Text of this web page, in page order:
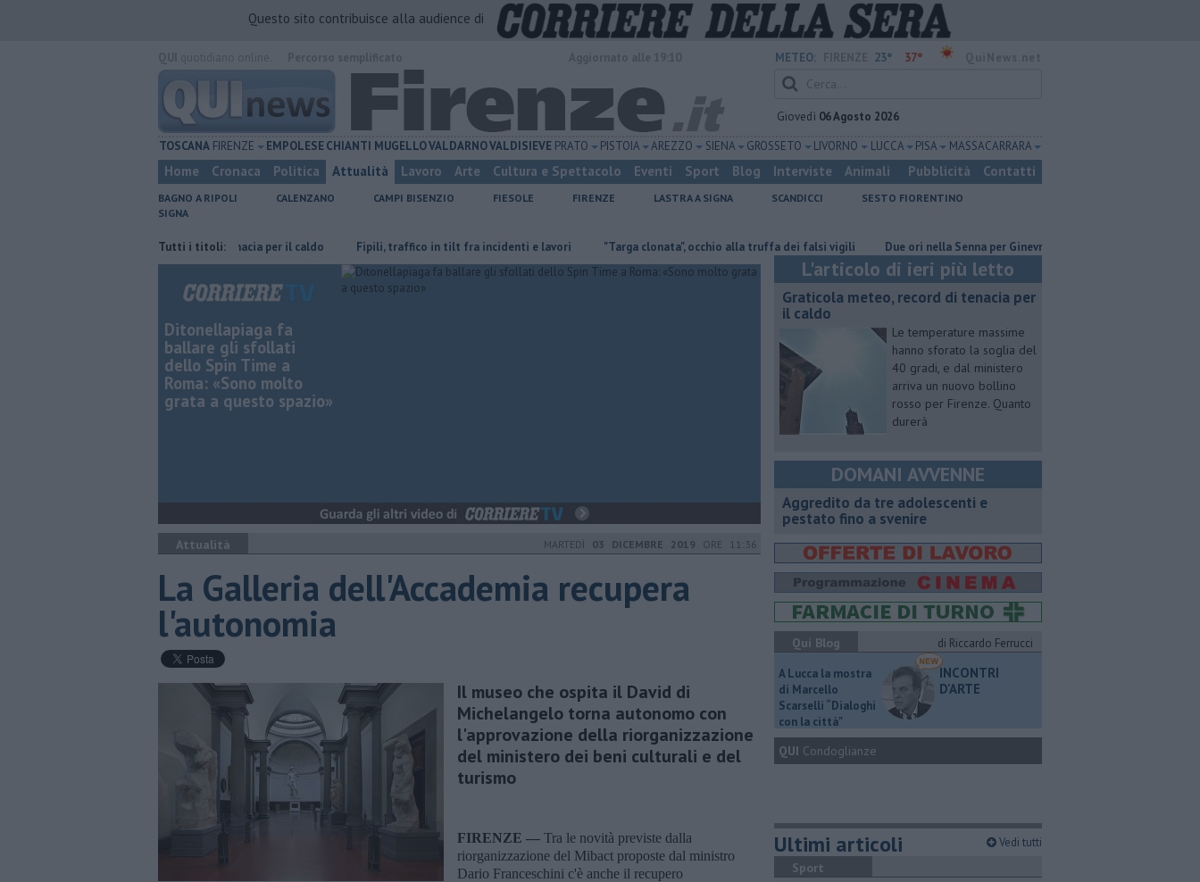
Questo sito contribuisce alla audience di
METEO: 23° 37°
Giovedì 06 Agosto 2026
TOSCANA FIRENZE EMPOLESECHIANTI MUGELLOVALDARNOVALDISIEVE PRATO PISTOIA AREZZO SIENA GROSSETO LIVORNO LUCCA PISA MASSA CARRARA
Home Cronaca Politica Attualità Lavoro Arte Cultura e Spettacolo Eventi Sport Blog Interviste Animali Pubblicità Contatti
BAGNO A RIPOLI CALENZANO CAMPI BISENZIO FIESOLE FIRENZE LASTRA A SIGNA SCANDICCI
SESTO FIORENTINO
SIGNA
Tutti i titoli:
Graticola meteo, record di tenacia per il caldo Fipili, traffico in tilt fra incidenti e lavori "Targa clonata", occhio alla truffa dei falsi vigili Due ori nella Senna per Ginevra Taddeucci
Ditonellapiaga fa
ballare gli sfollati
dello Spin Time a
Roma: «Sono molto
grata a questo spazio»
Attualità MARTEDÌ 03 DICEMBRE 2019 ORE 11:36
La Galleria dell'Accademia recupera
l'autonomia
Il museo che ospita il David di
Michelangelo torna autonomo con
l'approvazione della riorganizzazione
del ministero dei beni culturali e del
turismo
FIRENZE — Tra le novità previste dalla
riorganizzazione del Mibact proposte dal ministro
Dario Franceschini c'è anche il recupero
L'articolo di ieri più letto
Graticola meteo, record di tenacia per
il caldo
Le temperature massime
hanno sforato la soglia del
40 gradi, e dal ministero
arriva un nuovo bollino
rosso per Firenze. Quanto
durerà
DOMANI AVVENNE
Aggredito da tre adolescenti e
pestato fino a svenire
Qui Blog
di Riccardo Ferrucci
A Lucca la mostra
di Marcello
Scarselli “Dialoghi
con la città"
INCONTRI
D'ARTE
QUI Condoglianze
Ultimi articoli Vedi tutti
Sport